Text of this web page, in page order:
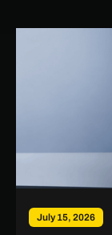
July 15, 2026